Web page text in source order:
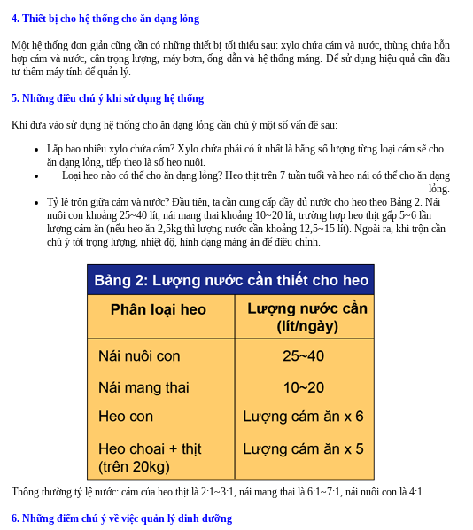
4. Thiết bị cho hệ thống cho ăn dạng lỏng
Một hệ thống đơn giản cũng cần có những thiết bị tối thiểu sau: xylo chứa cám và nước, thùng chứa hỗn
hợp cám và nước, cân trọng lượng, máy bơm, ống dẫn và hệ thống máng. Để sử dụng hiệu quả cần đầu
tư thêm máy tính để quản lý.
5. Những điều chú ý khi sử dụng hệ thống
Khi đưa vào sử dụng hệ thống cho ăn dạng lỏng cần chú ý một số vấn đề sau:
Lắp bao nhiêu xylo chứa cám? Xylo chứa phải có ít nhất là bằng số lượng từng loại cám sẽ cho
ăn dạng lỏng, tiếp theo là số heo nuôi.
Loại heo nào có thể cho ăn dạng lỏng? Heo thịt trên 7 tuần tuổi và heo nái có thể cho ăn dạng
lỏng.
Tỷ lệ trộn giữa cám và nước? Đầu tiên, ta cần cung cấp đầy đủ nước cho heo theo Bảng 2. Nái
nuôi con khoảng 25~40 lít, nái mang thai khoảng 10~20 lít, trường hợp heo thịt gấp 5~6 lần
lượng cám ăn (nếu heo ăn 2,5kg thì lượng nước cần khoảng 12,5~15 lít). Ngoài ra, khi trộn cần
chú ý tới trọng lượng, nhiệt độ, hình dạng máng ăn để điều chỉnh.
Thông thường tỷ lệ nước: cám của heo thịt là 2:1~3:1, nái mang thai là 6:1~7:1, nái nuôi con là 4:1.
6. Những điểm chú ý về việc quản lý dinh dưỡng